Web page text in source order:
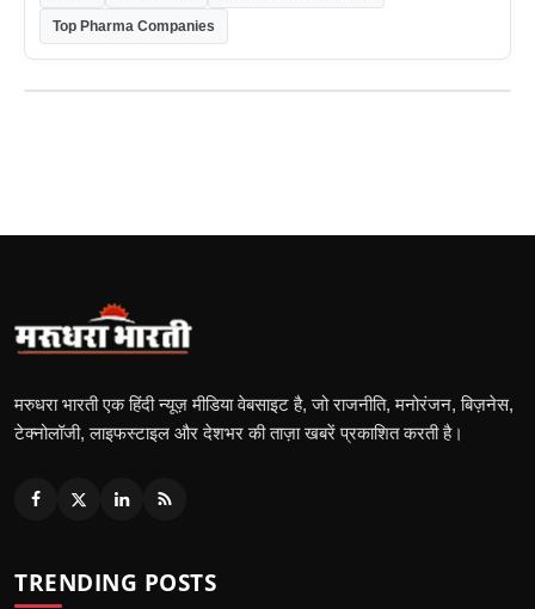
Top Pharma Companies
मरुधरा भारती एक हिंदी न्यूज़ मीडिया वेबसाइट है, जो राजनीति, मनोरंजन, बिज़नेस,
टेक्नोलॉजी, लाइफस्टाइल और देशभर की ताज़ा खबरें प्रकाशित करती है।
TRENDING POSTS